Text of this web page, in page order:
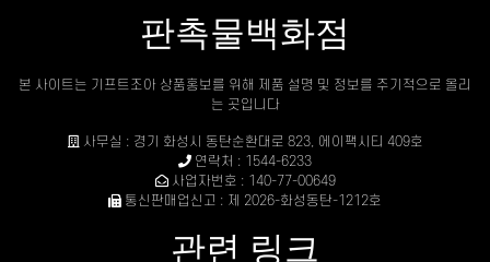
판촉물백화점
본 사이트는 기프트조아 상품홍보를 위해 제품 설명 및 정보를 주기적으로 올리
는 곳입니다
사무실 : 경기 화성시 동탄순환대로 823, 에이팩시티 409호
연락처 : 1544-6233
사업자번호 : 140-77-00649
통신판매업신고 : 제 2026-화성동탄-1212호
관련 링크